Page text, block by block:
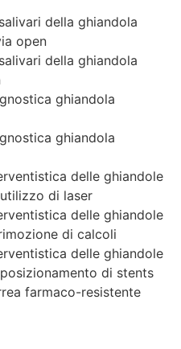
della ghiandola
open
della ghiandola
ghiandola
ghiandola
delle ghiandole
di laser
delle ghiandole
di calcoli
delle ghiandole
di stents
farmaco-resistente